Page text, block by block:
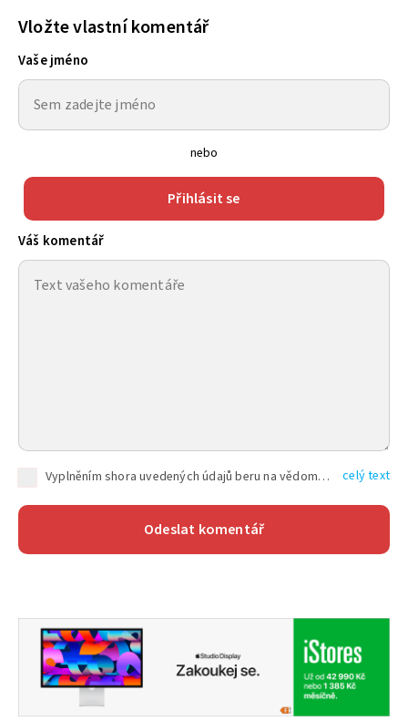
Vložte vlastní komentář
Vaše jméno
nebo
Přihlásit se
Váš komentář
Vyplněním shora uvedených údajů beru na vědomí, že společnost TEXT FACTORY s.r.o., sídlem Brno, Durďákova 336/29, Černá Pole, PSČ: 613 00, IČ: 06157831, zapsané u Krajského soudu v Brně, oddíl C, vložka 100399, bude zpracovávat mé osobní údaje uvedené v rámci mnou vyplněného registračního formuláře na základě oprávněných zájmů TEXT FACTORY s.r.o. dle čl. 6 odst. 1 písm. f) GDPR a pro splnění právních povinností (čl. 6 odst. 1 písm. c) GDPR), a to pro tyto účely: nezbytnost zajistit oprávnění návštěvníka webových stránek provozovaných společností TEXT FACTORY s.r.o. přispívat aktivně ke zveřejněným článkům nebo v rámci diskusních fór a výkon práv TEXT FACTORY s.r.o. jako administrátora těchto diskusních fór. Více informací o zpracování osobních údajů a právech lze nalézt v celý text